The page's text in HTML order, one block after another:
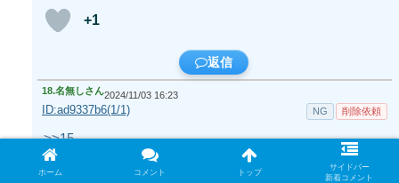
+1
返信
18.名無しさん2024/11/03 16:23
ID:ad9337b6(1/1) NG 削除依頼
>>15
390じゃないから実際は知らんけどサナがAAな
ら結構リンゴ持ってくるから足りないリンゴ・
ホーム コメント トップ
サイドバー
新着コメント